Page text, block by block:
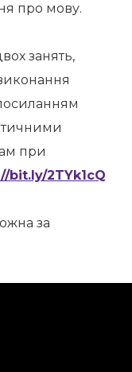
про мову.
занять,
при
bit.ly/2TYk1cQ
за